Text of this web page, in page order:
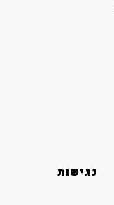
נגישות